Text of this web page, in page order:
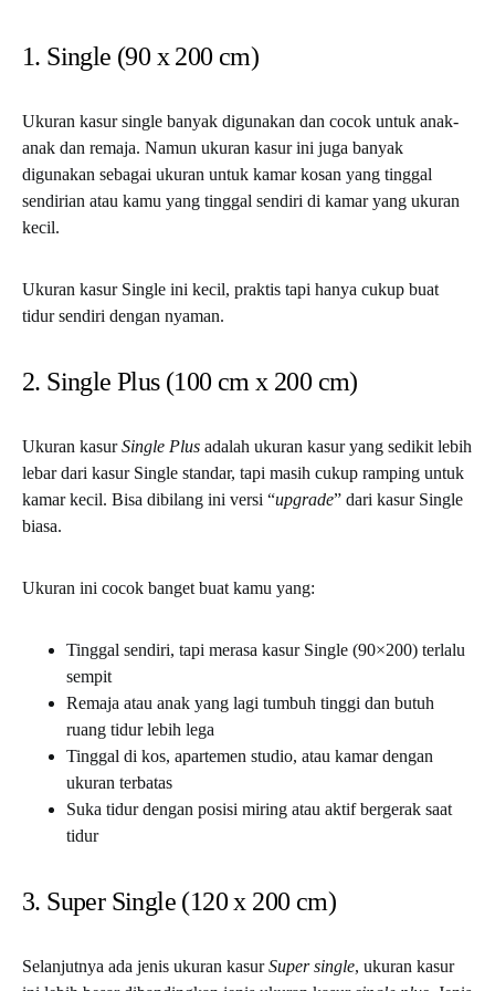
1. Single (90 x 200 cm)
Ukuran kasur single banyak digunakan dan cocok untuk anak-
anak dan remaja. Namun ukuran kasur ini juga banyak
digunakan sebagai ukuran untuk kamar kosan yang tinggal
sendirian atau kamu yang tinggal sendiri di kamar yang ukuran
kecil.
Ukuran kasur Single ini kecil, praktis tapi hanya cukup buat
tidur sendiri dengan nyaman.
2. Single Plus (100 cm x 200 cm)
Ukuran kasurSingle Plus adalah ukuran kasur yang sedikit lebih
lebar dari kasur Single standar, tapi masih cukup ramping untuk
kamar kecil. Bisa dibilang ini versi “upgrade” dari kasur Single
biasa.
Ukuran ini cocok banget buat kamu yang:
Tinggal sendiri, tapi merasa kasur Single (90×200) terlalu
sempit
Remaja atau anak yang lagi tumbuh tinggi dan butuh
ruang tidur lebih lega
Tinggal di kos, apartemen studio, atau kamar dengan
ukuran terbatas
Suka tidur dengan posisi miring atau aktif bergerak saat
tidur
3. Super Single (120 x 200 cm)
Selanjutnya ada jenis ukuran kasurSuper single, ukuran kasur